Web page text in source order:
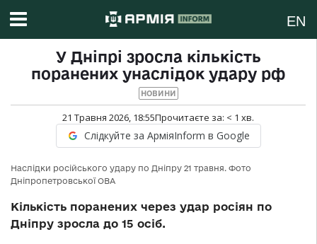
EN
У Дніпрі зросла кількість
поранених унаслідок удару рф
НОВИНИ
21 Травня 2026, 18:55Прочитаєте за: < 1 хв.
Слідкуйте за АрміяInform в Google
Наслідки російського удару по Дніпру 21 травня. Фото
Дніпропетровської ОВА
Кількість поранених через удар росіян по
Дніпру зросла до 15 осіб.